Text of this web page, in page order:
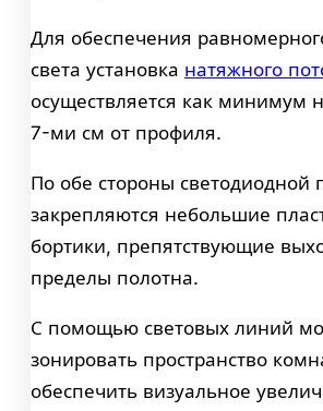
Для обеспечения
света установка натяжного
осуществляется как минимум
7-ми см от профиля.
По обе стороны светодиодной
закрепляются небольшие
бортики, препятствующие
пределы полотна.
С помощью световых линий
зонировать пространство
обеспечить визуальное